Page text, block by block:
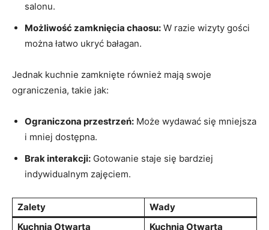
salonu.
Możliwość zamknięcia chaosu: W razie wizyty gości
można łatwo ukryć bałagan.
Jednak kuchnie zamknięte również mają swoje
ograniczenia, takie jak:
Ograniczona przestrzeń: Może wydawać się mniejsza
i mniej dostępna.
Brak interakcji: Gotowanie staje się bardziej
indywidualnym zajęciem.
Zalety
Wady
Kuchnia Otwarta
Kuchnia Otwarta